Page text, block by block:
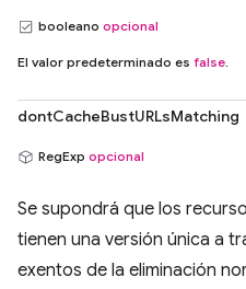
booleano opcional
El valor predeterminado es false.
dontCacheBustURLsMatching
RegExp opcional
Se supondrá que los
tienen una versión única a
exentos de la eliminación